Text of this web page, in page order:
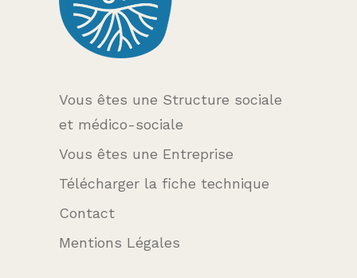
Vous êtes une Structure sociale
et médico-sociale
Vous êtes une Entreprise
Télécharger la fiche technique
Contact
Mentions Légales